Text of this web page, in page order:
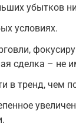
убытков
условиях.
сделка – не
в тренд, чем